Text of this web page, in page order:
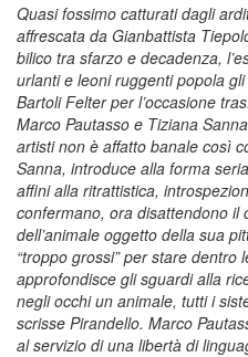
Quasi fossimo catturati dagli
affrescata da Gianbattista
bilico tra sfarzo e decadenza,
urlanti e leoni ruggenti popola
Bartoli Felter per l’occasione
Marco Pautasso e Tiziana
artisti non è affatto banale così
Sanna, introduce alla forma
affini alla ritrattistica,
confermano, ora disattendono il
dell’animale oggetto della sua
“troppo grossi” per stare dentro
approfondisce gli sguardi alla
negli occhi un animale, tutti i
scrisse Pirandello. Marco
al servizio di una libertà di